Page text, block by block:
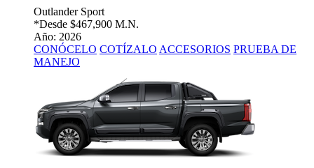
Outlander Sport
*Desde $467,900 M.N.
Año: 2026
CONÓCELO COTÍZALO ACCESORIOS PRUEBA DE
MANEJO